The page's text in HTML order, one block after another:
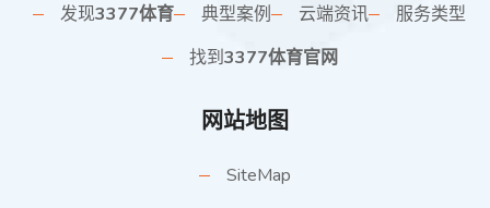
发现3377体育 典型案例 云端资讯
服务类型
找到3377体育官网
网站地图
SiteMap